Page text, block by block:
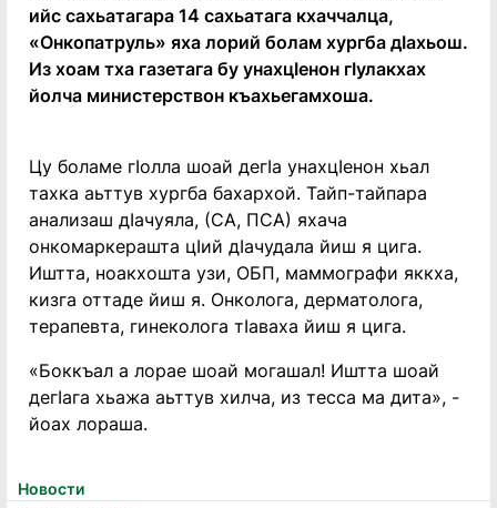
Новости
ийс сахьатагара 14 сахьатага кхаччалца,
«Онкопатруль» яха лорий болам хургба дӀахьош.
Из хоам тха газетага бу унахцӀенон гӀулакхах
йолча министерствон къахьегамхоша.
Цу боламе гӀолла шоай дегӀа унахцӀенон хьал
тахка аьттув хургба бахархой. Тайп-тайпара
анализаш дӀачуяла, (СА, ПСА) яхача
онкомаркерашта цӀий дӀачудала йиш я цига.
Иштта, ноакхошта узи, ОБП, маммографи яккха,
кизга оттаде йиш я. Онколога, дерматолога,
терапевта, гинеколога тӀаваха йиш я цига.
«Боккъал а лорае шоай могашал! Иштта шоай
дегӀага хьажа аьттув хилча, из тесса ма дита», -
йоах лораша.